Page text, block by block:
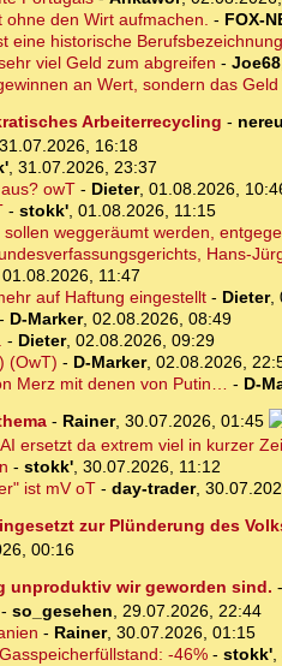
den Wirt aufmachen. - FOX-
eine historische
viel Geld zum abgreifen - Joe68
an Wert, sondern das
Arbeiterrecycling -
31.07.2026, 16:18
, 31.07.2026, 23:37
owT- Dieter, 01.08.2026,
- stokk', 01.08.2026, 11:15
weggeräumt werden,
Hans-
01.08.2026, 11:47
auf Haftung eingestellt- Dieter,
- D-Marker, 02.08.2026, 08:49
- Dieter, 02.08.2026, 09:29
(OwT) - D-Marker, 02.08.2026,
Merz mit denen von Putin… - D-
- Rainer, 30.07.2026, 01:45
ersetzt da extrem viel in kurzer
- stokk', 30.07.2026, 11:12
ist mV oT- day-trader,
zur Plünderung des
00:16
unproduktiv wir geworden sind. -
- so_gesehen, 29.07.2026, 22:44
- Rainer, 30.07.2026, 01:15
-46%- stokk',